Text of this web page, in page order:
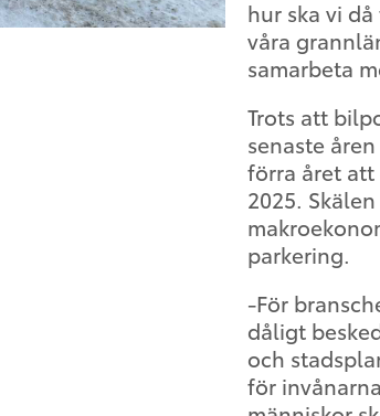
hur ska vi
våra
samarbeta
Trots att
senaste
förra året att
2025.
parkering.
-För
dåligt
och
för